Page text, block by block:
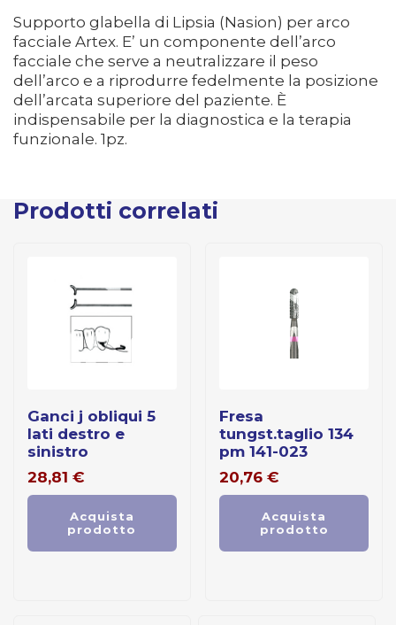
Supporto glabella di Lipsia (Nasion) per arco
facciale Artex. E’ un componente dell’arco
facciale che serve a neutralizzare il peso
dell’arco e a riprodurre fedelmente la posizione
dell’arcata superiore del paziente. È
indispensabile per la diagnostica e la terapia
funzionale. 1pz.
Prodotti correlati
ganci j obliqui 5
lati destro e
sinistro
28,81 €
Acquista
prodotto
fresa
tungst.taglio 134
pm 141-023
20,76 €
Acquista
prodotto